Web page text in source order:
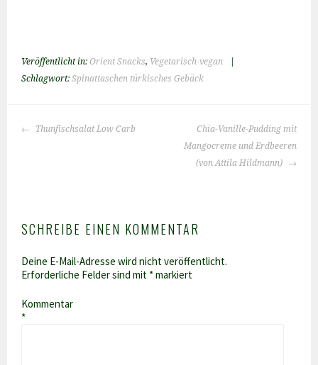
Veröffentlicht in:Orient Snacks, Vegetarisch-vegan
Schlagwort:Spinattaschen türkisches Gebäck
BEITRAGS-
Thunfischsalat Low Carb
Chia-Vanille-Pudding mit
Mangocreme und Erdbeeren
(von Attila Hildmann)
SCHREIBE EINEN KOMMENTAR
Deine E-Mail-Adresse wird nicht veröffentlicht.
Erforderliche Felder sind mit *markiert
Kommentar
*